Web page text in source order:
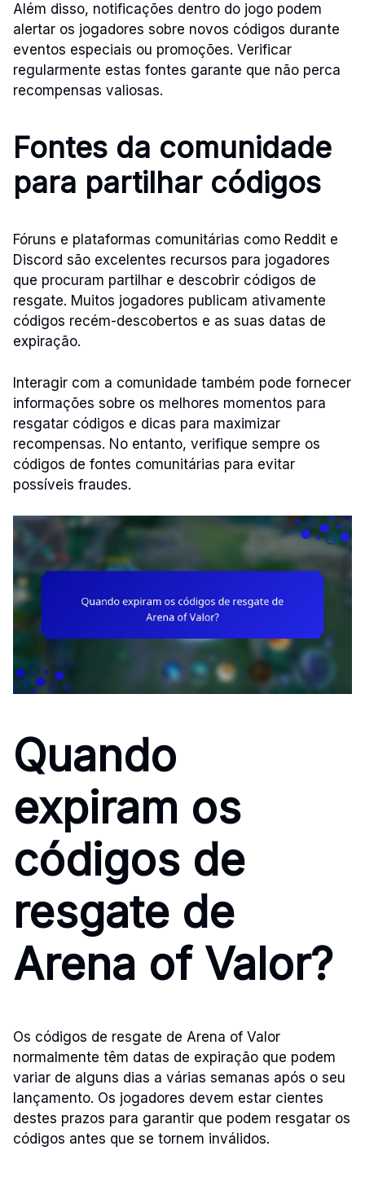
Além disso, notificações dentro do jogo podem
alertar os jogadores sobre novos códigos durante
eventos especiais ou promoções. Verificar
regularmente estas fontes garante que não perca
recompensas valiosas.
Fontes da comunidade
para partilhar códigos
Fóruns e plataformas comunitárias como Reddit e
Discord são excelentes recursos para jogadores
que procuram partilhar e descobrir códigos de
resgate. Muitos jogadores publicam ativamente
códigos recém-descobertos e as suas datas de
expiração.
Interagir com a comunidade também pode fornecer
informações sobre os melhores momentos para
resgatar códigos e dicas para maximizar
recompensas. No entanto, verifique sempre os
códigos de fontes comunitárias para evitar
possíveis fraudes.
Quando
expiram os
códigos de
resgate de
Arena of Valor?
Os códigos de resgate de Arena of Valor
normalmente têm datas de expiração que podem
variar de alguns dias a várias semanas após o seu
lançamento. Os jogadores devem estar cientes
destes prazos para garantir que podem resgatar os
códigos antes que se tornem inválidos.